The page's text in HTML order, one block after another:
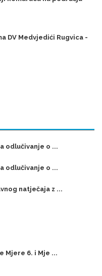
DV Medvjedići Rugvica -
odlučivanje o ...
odlučivanje o ...
natječaja z ...
Mjere 6. i Mje ...